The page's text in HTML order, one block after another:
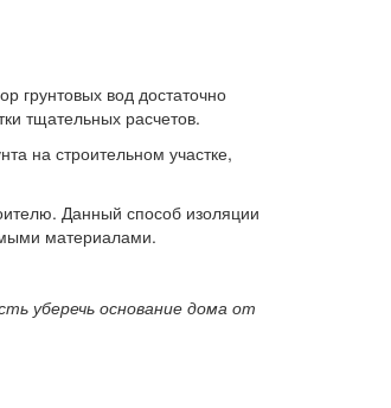
грунтовых вод достаточно
тщательных расчетов.
на строительном участке,
Данный способ изоляции
материалами.
уберечь основание дома от